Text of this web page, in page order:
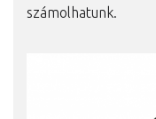
számolhatunk.